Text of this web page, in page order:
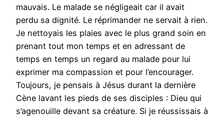
mauvais. Le malade se négligeait car il avait
perdu sa dignité. Le réprimander ne servait à rien.
Je nettoyais les plaies avec le plus grand soin en
prenant tout mon temps et en adressant de
temps en temps un regard au malade pour lui
exprimer ma compassion et pour l’encourager.
Toujours, je pensais à Jésus durant la dernière
Cène lavant les pieds de ses disciples : Dieu qui
s’agenouille devant sa créature. Si je réussissais à